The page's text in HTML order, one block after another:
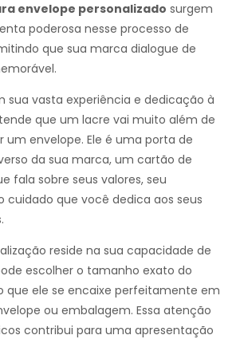
envelope personalizado surgem
poderosa nesse processo de
que sua marca dialogue de
sua vasta experiência e dedicação à
que um lacre vai muito além de
um envelope. Ele é uma porta de
da sua marca, um cartão de
fala sobre seus valores, seu
cuidado que você dedica aos seus
reside na sua capacidade de
escolher o tamanho exato do
que ele se encaixe perfeitamente em
ou embalagem. Essa atenção
contribui para uma apresentação